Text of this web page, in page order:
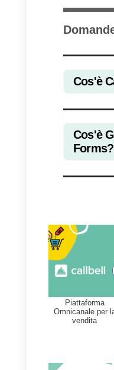
in un
nuovo
attivato
capacità
tempo